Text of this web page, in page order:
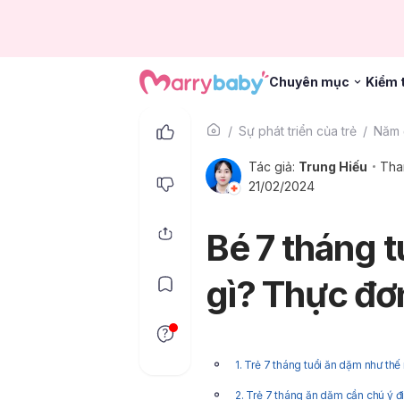
Chuyên mục Kiểm
Sự phát triển của trẻ
Tác giả: Trung Hiếu
21/02/2024
Bé 7 tháng
gì? Thực
1. Trẻ 7 tháng tuổi ăn dặm như thế
2. Trẻ 7 tháng ăn dặm cần chú ý